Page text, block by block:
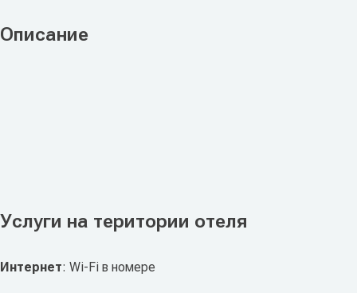
Описание
Услуги на територии отеля
Интернет: Wi-Fi в номере